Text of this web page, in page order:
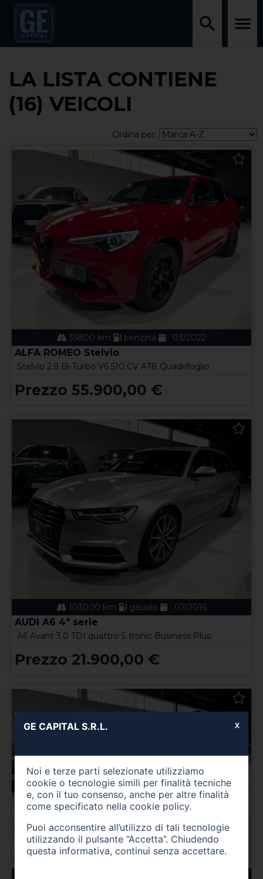
LA LISTA CONTIENE
(16) VEICOLI
Ordina per:
35800 km benzina 03/2022
ALFA ROMEO Stelvio
Stelvio 2.9 Bi-Turbo V6 510 CV AT8 Quadrifoglio
Prezzo 55.900,00 €
103000 km gasolio 07/2016
AUDI A6 4ª serie
A6 Avant 3.0 TDI quattro S tronic Business Plus
Prezzo 21.900,00 €
GE CAPITAL S.R.L.
Noi e terze parti selezionate utilizziamo
cookie o tecnologie simili per finalità tecniche
e, con il tuo consenso, anche per altre finalità
come specificato nella cookie policy.
Puoi acconsentire all’utilizzo di tali tecnologie
utilizzando il pulsante “Accetta”. Chiudendo
questa informativa, continui senza accettare.
X